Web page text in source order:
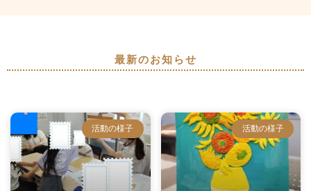
最新のお知らせ
活動の様子 活動の様子